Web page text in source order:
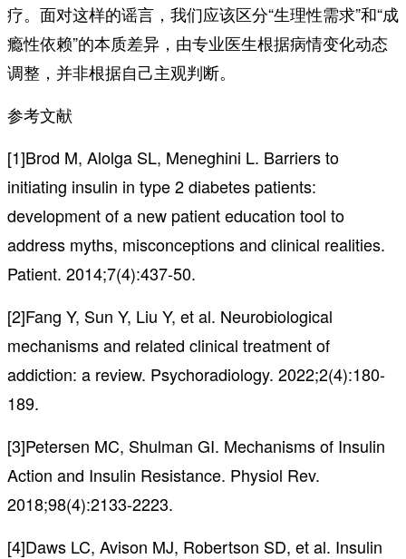
疗。面对这样的谣言，我们应该区分“生理性需求”和“成
瘾性依赖”的本质差异，由专业医生根据病情变化动态
调整，并非根据自己主观判断。
参考文献
[1]Brod M, Alolga SL, Meneghini L. Barriers to
initiating insulin in type 2 diabetes patients:
development of a new patient education tool to
address myths, misconceptions and clinical realities.
Patient. 2014;7(4):437-50.
[2]Fang Y, Sun Y, Liu Y, et al. Neurobiological
mechanisms and related clinical treatment of
addiction: a review. Psychoradiology. 2022;2(4):180-
189.
[3]Petersen MC, Shulman GI. Mechanisms of Insulin
Action and Insulin Resistance. Physiol Rev.
2018;98(4):2133-2223.
[4]Daws LC, Avison MJ, Robertson SD, et al. Insulin